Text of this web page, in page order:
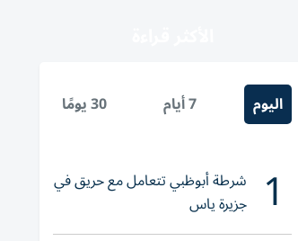
اليوم 7 أيام 30 يومًا
1 شرطة أبوظبي تتعامل مع حريق في
جزيرة ياس